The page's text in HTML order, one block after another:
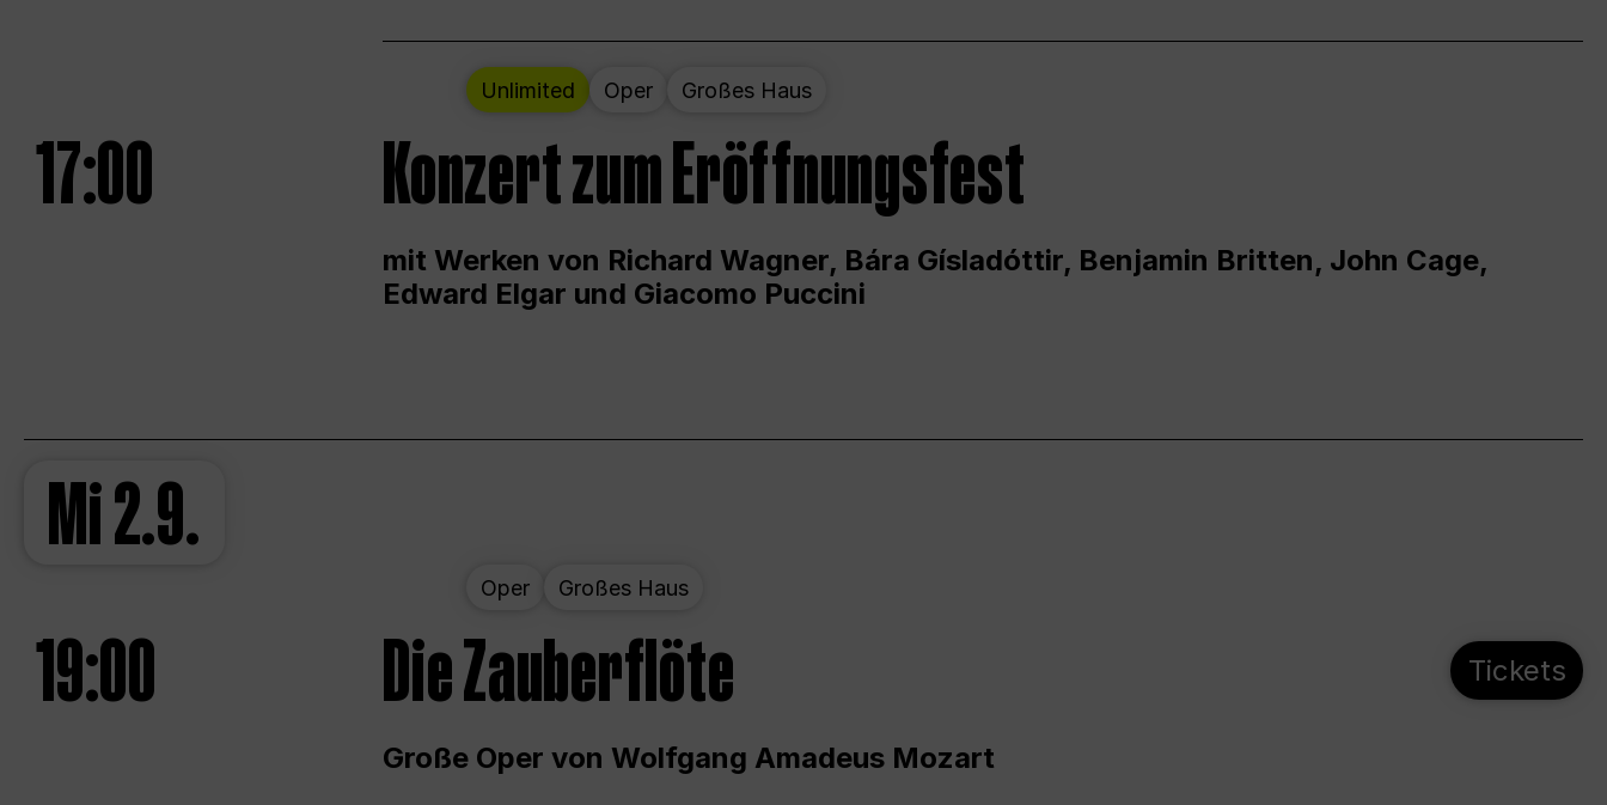
Unlimited Oper Großes Haus
17:00 Konzert zum Eröffnungsfest
mit Werken von Richard Wagner, Bára Gísladóttir, Benjamin Britten, John Cage,
Edward Elgar und Giacomo Puccini
Mi2.9.
Oper Großes Haus
19:00 Die Zauberflöte
Große Oper von Wolfgang Amadeus Mozart
Tickets